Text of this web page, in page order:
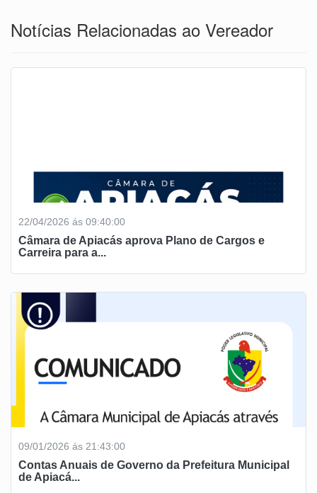
Notícias Relacionadas ao Vereador
22/04/2026 ás 09:40:00
Câmara de Apiacás aprova Plano de Cargos e
Carreira para a...
09/01/2026 ás 21:43:00
Contas Anuais de Governo da Prefeitura Municipal
de Apiacá...